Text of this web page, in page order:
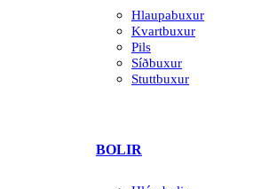
Hlaupabuxur
Kvartbuxur
Pils
Síðbuxur
Stuttbuxur
BOLIR